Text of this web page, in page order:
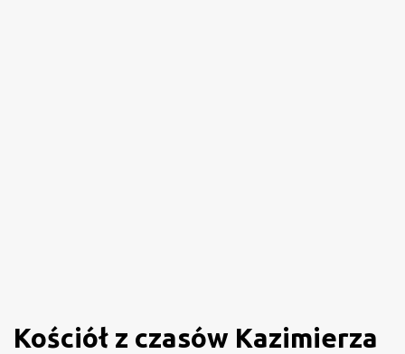
Kościół z czasów Kazimierza